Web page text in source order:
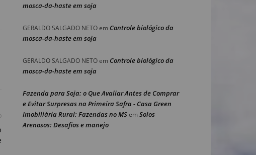
mosca-da-haste em soja
GERALDO SALGADO NETOem Controle biológico da
mosca-da-haste em soja
GERALDO SALGADO NETOem Controle biológico da
mosca-da-haste em soja
Fazenda para Soja: o Que Avaliar Antes de Comprar
e Evitar Surpresas na Primeira Safra - Casa Green
Imobiliária Rural: Fazendas no MSem Solos
Arenosos: Desafios e manejo